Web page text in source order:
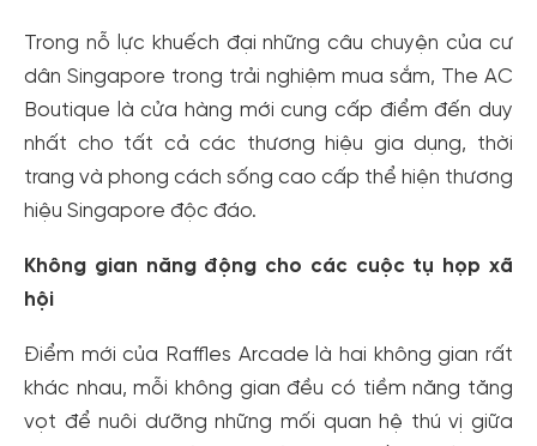
Trong nỗ lực khuếch đại những câu chuyện của cư
dân Singapore trong trải nghiệm mua sắm, The AC
Boutique là cửa hàng mới cung cấp điểm đến duy
nhất cho tất cả các thương hiệu gia dụng, thời
trang và phong cách sống cao cấp thể hiện thương
hiệu Singapore độc ​​đáo.
Không gian năng động cho các cuộc tụ họp xã
hội
Điểm mới của Raffles Arcade là hai không gian rất
khác nhau, mỗi không gian đều có tiềm năng tăng
vọt để nuôi dưỡng những mối quan hệ thú vị giữa